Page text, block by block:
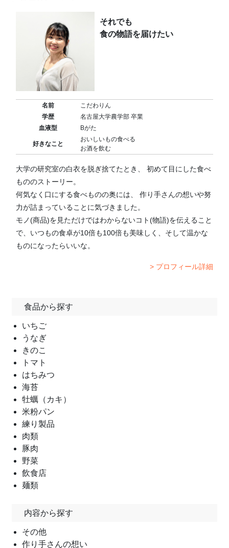
それでも
食の物語を届けたい
名前
こだわりん
学歴
名古屋大学農学部 卒業
血液型
Bがた
好きなこと
おいしいもの食べる
お酒を飲む
大学の研究室の白衣を脱ぎ捨てたとき、 初めて目にした食べ
もののストーリー。
何気なく口にする食べものの奥には、 作り手さんの想いや努
力が詰まっていることに気づきました。
モノ(商品)を見ただけではわからないコト(物語)を伝えること
で、いつもの食卓が10倍も100倍も美味しく、そして温かな
ものになったらいいな。
> プロフィール詳細
食品から探す
いちご
うなぎ
きのこ
トマト
はちみつ
海苔
牡蠣（カキ）
米粉パン
練り製品
肉類
豚肉
野菜
飲食店
麺類
内容から探す
その他
作り手さんの想い